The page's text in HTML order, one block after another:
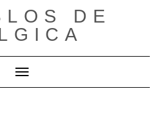
DE
Cambiar modo de navegación